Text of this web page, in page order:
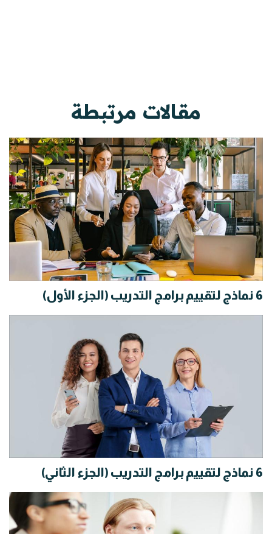
مقالات مرتبطة
6 نماذج لتقييم برامج التدريب (الجزء الأول)
6 نماذج لتقييم برامج التدريب (الجزء الثاني)